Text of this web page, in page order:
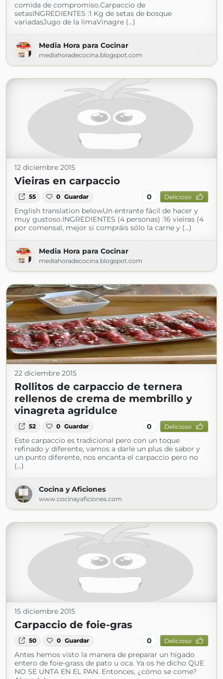
comida de compromiso.Carpaccio de
setasINGREDIENTES :1 Kg de setas de bosque
variadasJugo de la limaVinagre (...)
Media Hora para Cocinar
mediahoradecocina.blogspot.com
12 diciembre 2015
Vieiras en carpaccio
55 0 Guardar 0 Delicioso
English translation belowUn entrante fácil de hacer y
muy gustoso.INGREDIENTES (4 personas) :16 vieiras (4
por comensal, mejor si compráis sólo la carne y (...)
Media Hora para Cocinar
mediahoradecocina.blogspot.com
22 diciembre 2015
Rollitos de carpaccio de ternera
rellenos de crema de membrillo y
vinagreta agridulce
52 0 Guardar 0 Delicioso
Este carpaccio es tradicional pero con un toque
refinado y diferente, vamos a darle un plus de sabor y
un punto diferente, nos encanta el carpaccio pero no
(...)
Cocina y Aficiones
www.cocinayaficiones.com
15 diciembre 2015
Carpaccio de foie-gras
50 0 Guardar 0 Delicioso
Antes hemos visto la manera de preparar un hígado
entero de foie-grass de pato u oca. Ya os he dicho QUE
NO SE UNTA EN EL PAN. Entonces, ¿cómo se come?